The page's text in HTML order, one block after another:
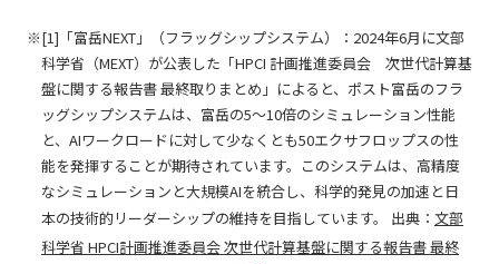
[1]「富岳NEXT」（フラッグシップシステム）：2024年6月に文部
科学省（MEXT）が公表した「HPCI 計画推進委員会 次世代計算基
盤に関する報告書 最終取りまとめ」によると、ポスト富岳のフラ
ッグシップシステムは、富岳の5～10倍のシミュレーション性能
と、AIワークロードに対して少なくとも50エクサフロップスの性
能を発揮することが期待されています。このシステムは、高精度
なシミュレーションと大規模AIを統合し、科学的発見の加速と日
本の技術的リーダーシップの維持を目指しています。 出典： 文部
科学省 HPCI計画推進委員会 次世代計算基盤に関する報告書 最終